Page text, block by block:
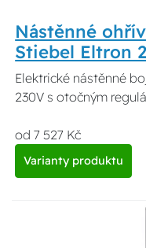
Nástěnné
Stiebel Eltron
Elektrické nástěnné
230V s otočným
od 7 527 Kč
Varianty produktu